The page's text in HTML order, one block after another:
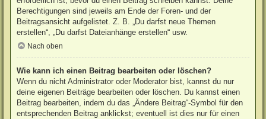
Berechtigungen sind jeweils am Ende der Foren- und der
Beitragsansicht aufgelistet. Z. B. „Du darfst neue Themen
erstellen“, „Du darfst Dateianhänge erstellen“ usw.
Nach oben
Wie kann ich einen Beitrag bearbeiten oder löschen?
Wenn du nicht Administrator oder Moderator bist, kannst du nur
deine eigenen Beiträge bearbeiten oder löschen. Du kannst einen
Beitrag bearbeiten, indem du das „Ändere Beitrag“-Symbol für den
entsprechenden Beitrag anklickst; eventuell ist dies nur für einen